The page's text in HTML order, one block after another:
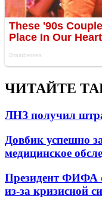
ЧИТАЙТЕ
ЛНЗ получил
Довбик успешно
медицинское
Президент ФИФА
из-за кризисной